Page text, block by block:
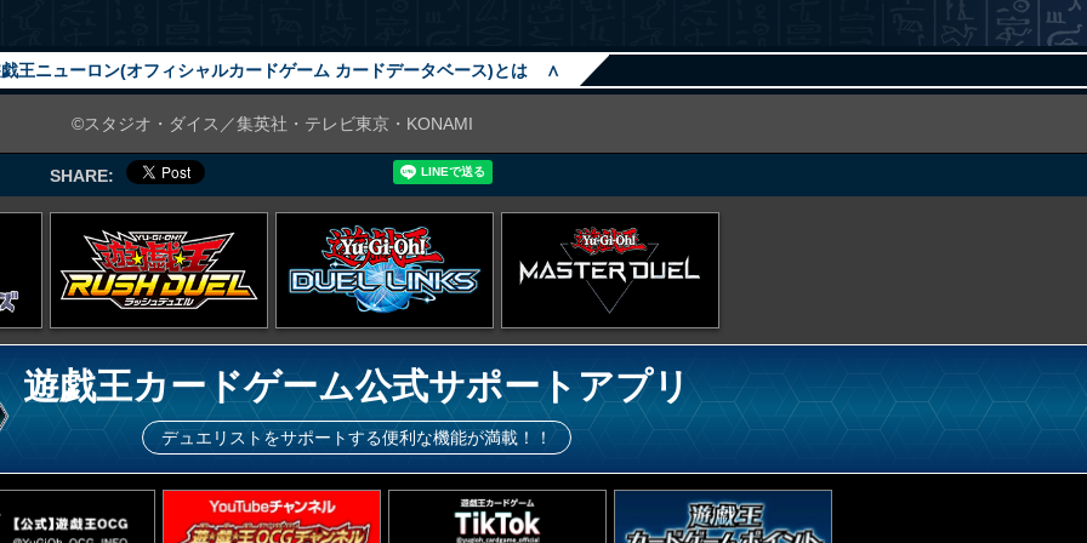
王ニューロン(オフィシャルカードゲーム カードデータベース)とは ∧
©スタジオ・ダイス／集英社・テレビ東京・KONAMI
SHARE:
遊戯王カードゲーム公式サポートアプリ
デュエリストをサポートする便利な機能が満載！！